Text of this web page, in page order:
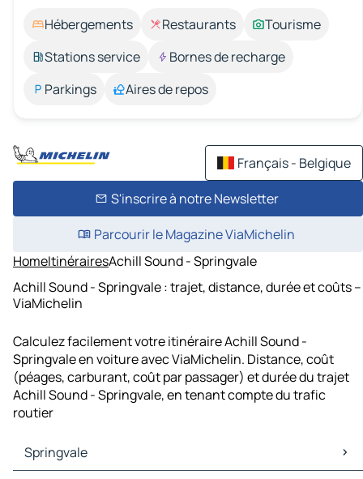
Hébergements Restaurants
Tourisme
Stations service
Bornes de recharge
Parkings
Aires de repos
Français - Belgique
S'inscrire à notre Newsletter
Parcourir le Magazine ViaMichelin
HomeItinérairesAchill Sound - Springvale
Achill Sound - Springvale : trajet, distance, durée et coûts –
ViaMichelin
Calculez facilement votre itinéraire Achill Sound -
Springvale en voiture avec ViaMichelin. Distance, coût
(péages, carburant, coût par passager) et durée du trajet
Achill Sound - Springvale, en tenant compte du trafic
routier
Springvale